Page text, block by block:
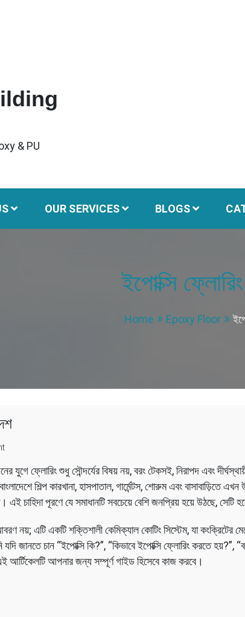
& PU
OUR SERVICES BLOGS
ইপোক্সি
Home Epoxy Floor
on
ফ্লোরিং
বাংলাদেশ
যুগে ফ্লোরিং শুধু সৌন্দর্যের বিষয় নয়, বরং টেকসই, নিরাপদ এবং
শিল্প কারখানা, হাসপাতাল, গার্মেন্টস, শোরুম এবং বাসাবাড়িতে
এই চাহিদা পূরণে যে সমাধানটি সবচেয়ে বেশি জনপ্রিয় হয়ে উঠছে, সেটি
নয়; এটি একটি শক্তিশালী কেমিক্যাল কোটিং সিস্টেম, যা কংক্রিটের
জানতে চান “ইপোক্সি কি?”, “কিভাবে ইপোক্সি ফ্লোরিং করতে হয়?”,
আর্টিকেলটি আপনার জন্য সম্পূর্ণ গাইড হিসেবে কাজ করবে।